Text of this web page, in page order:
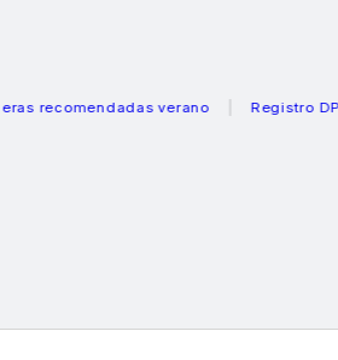
verano Registro DPP